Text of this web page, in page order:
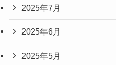
2025年7月
2025年6月
2025年5月